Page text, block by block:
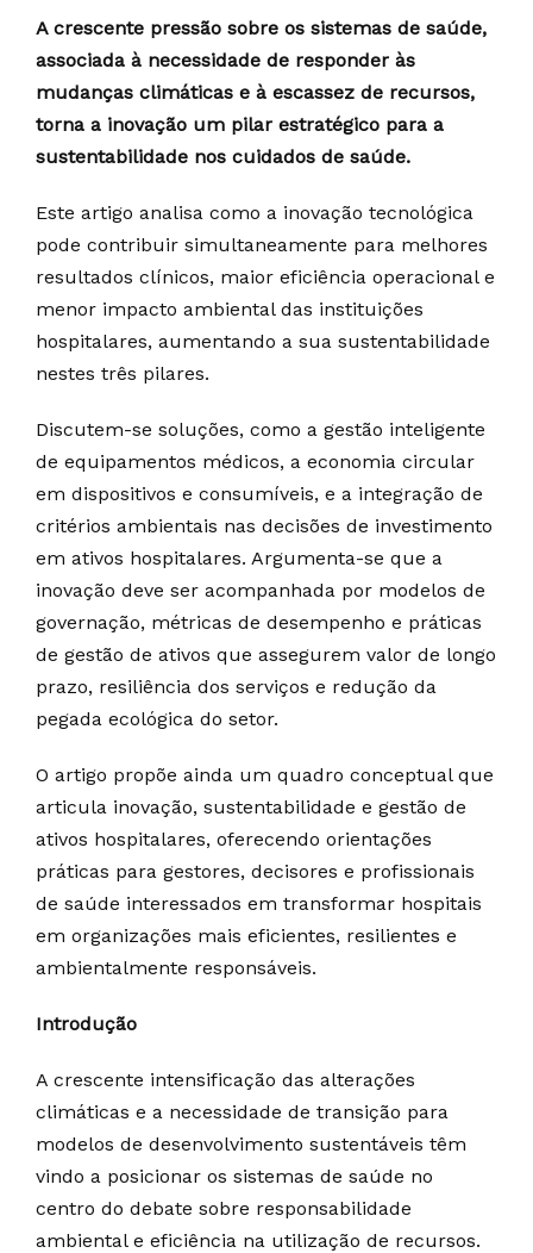
A crescente pressão sobre os sistemas de saúde,
associada à necessidade de responder às
mudanças climáticas e à escassez de recursos,
torna a inovação um pilar estratégico para a
sustentabilidade nos cuidados de saúde.
Este artigo analisa como a inovação tecnológica
pode contribuir simultaneamente para melhores
resultados clínicos, maior eficiência operacional e
menor impacto ambiental das instituições
hospitalares, aumentando a sua sustentabilidade
nestes três pilares.
Discutem-se soluções, como a gestão inteligente
de equipamentos médicos, a economia circular
em dispositivos e consumíveis, e a integração de
critérios ambientais nas decisões de investimento
em ativos hospitalares. Argumenta-se que a
inovação deve ser acompanhada por modelos de
governação, métricas de desempenho e práticas
de gestão de ativos que assegurem valor de longo
prazo, resiliência dos serviços e redução da
pegada ecológica do setor.
O artigo propõe ainda um quadro conceptual que
articula inovação, sustentabilidade e gestão de
ativos hospitalares, oferecendo orientações
práticas para gestores, decisores e profissionais
de saúde interessados em transformar hospitais
em organizações mais eficientes, resilientes e
ambientalmente responsáveis.
Introdução
A crescente intensificação das alterações
climáticas e a necessidade de transição para
modelos de desenvolvimento sustentáveis têm
vindo a posicionar os sistemas de saúde no
centro do debate sobre responsabilidade
ambiental e eficiência na utilização de recursos.